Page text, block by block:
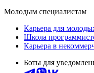
Молодым специалистам
Карьера для
Школа
Карьера в
Боты для